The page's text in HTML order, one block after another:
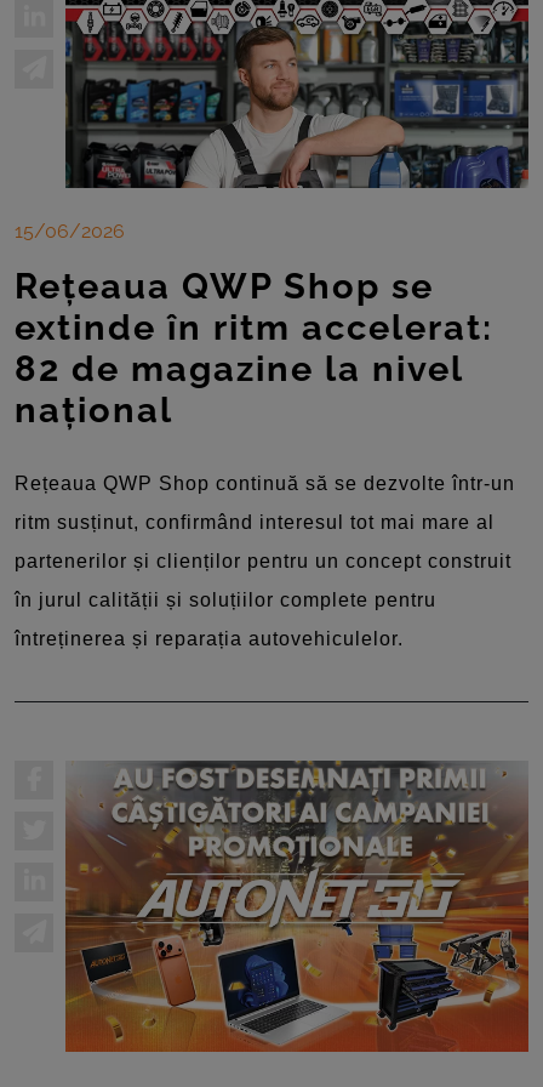
15/06/2026
Rețeaua QWP Shop se
extinde în ritm accelerat:
82 de magazine la nivel
național
Rețeaua QWP Shop continuă să se dezvolte într-un
ritm susținut, confirmând interesul tot mai mare al
partenerilor și clienților pentru un concept construit
în jurul calității și soluțiilor complete pentru
întreținerea și reparația autovehiculelor.